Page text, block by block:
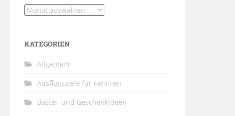
Archiv
KATEGORIEN
Allgemein
Ausflugsziele für Familien
Bastel- und Geschenkideen